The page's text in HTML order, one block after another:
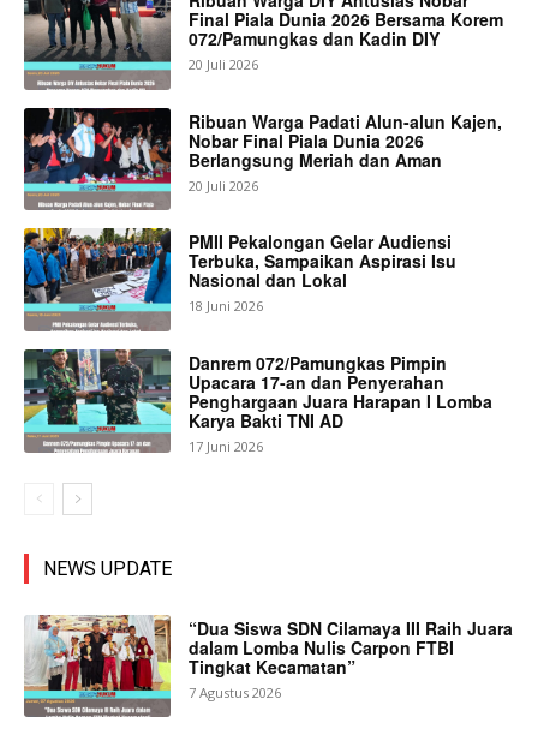
Final Piala Dunia 2026 Bersama Korem
072/Pamungkas dan Kadin DIY
20 Juli 2026
Ribuan Warga Padati Alun-alun Kajen,
Nobar Final Piala Dunia 2026
Berlangsung Meriah dan Aman
20 Juli 2026
PMII Pekalongan Gelar Audiensi
Terbuka, Sampaikan Aspirasi Isu
Nasional dan Lokal
18 Juni 2026
Danrem 072/Pamungkas Pimpin
Upacara 17-an dan Penyerahan
Penghargaan Juara Harapan I Lomba
Karya Bakti TNI AD
17 Juni 2026
NEWS UPDATE
“Dua Siswa SDN Cilamaya III Raih Juara
dalam Lomba Nulis Carpon FTBI
Tingkat Kecamatan”
7 Agustus 2026